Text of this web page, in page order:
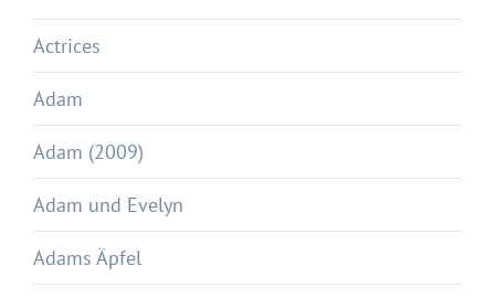
Actrices
Adam
Adam (2009)
Adam und Evelyn
Adams Äpfel